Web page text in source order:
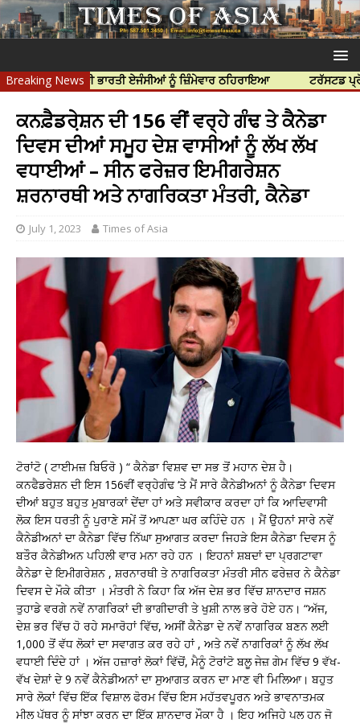
Breaking News
ਲਈ ਭਾਰਤੀ ਏਜੰਸੀਆਂ ਨੂੰ ਜ਼ਿੰਮੇਵਾਰ ਠਹਿਰਾਇਆ ਟਰੱਸਟਡ ਪ੍ਰੋਫੈਸ਼ਨਲ
ਕਨਫ਼ੈਡਰੇ਼ਸ਼ਨ ਦੀ 156 ਵੀਂ ਵਰ੍ਹੇ ਗੰਢ ਤੇ ਕੈਨੇਡਾ
ਦਿਵਸ ਦੀਆਂ ਸਮੂਹ ਦੇਸ਼ ਵਾਸੀਆਂ ਨੂੰ ਲੱਖ ਲੱਖ
ਵਧਾਈਆਂ – ਸੀਨ ਫਰੇਜ਼ਰ ਇਮੀਗਰੇਸ਼ਨ
ਸ਼ਰਨਾਰਥੀ ਅਤੇ ਨਾਗਰਿਕਤਾ ਮੰਤਰੀ, ਕੈਨੇਡਾ
July 1, 2023 Times of Asia
ਟੋਰਾਂਟੋ ( ਟਾਈਮਜ਼ ਬਿਓਰੋ ) “ ਕੈਨੇਡਾ ਵਿਸ਼ਵ ਦਾ ਸਭ ਤੋਂ ਮਹਾਨ ਦੇਸ਼ ਹੈ।
ਕਨਫੈਡਰੇਸ਼ਨ ਦੀ ਇਸ 156ਵੀਂ ਵਰ੍ਹੇਗੰਢ ‘ਤੇ ਮੈਂ ਸਾਰੇ ਕੈਨੇਡੀਅਨਾਂ ਨੂੰ ਕੈਨੇਡਾ ਦਿਵਸ
ਦੀਆਂ ਬਹੁਤ ਬਹੁਤ ਮੁਬਾਰਕਾਂ ਦੇਂਦਾ ਹਾਂ ਅਤੇ ਸਵੀਕਾਰ ਕਰਦਾ ਹਾਂ ਕਿ ਆਦਿਵਾਸੀ
ਲੋਕ ਇਸ ਧਰਤੀ ਨੂੰ ਪੁਰਾਣੇ ਸਮੇਂ ਤੋਂ ਆਪਣਾ ਘਰ ਕਹਿੰਦੇ ਹਨ । ਮੈਂ ਉਹਨਾਂ ਸਾਰੇ ਨਵੇਂ
ਕੈਨੇਡੀਅਨਾਂ ਦਾ ਕੈਨੇਡਾ ਵਿੱਚ ਨਿੱਘਾ ਸੁਆਗਤ ਕਰਦਾ ਜਿਹੜੇ ਇਸ ਕੈਨੇਡਾ ਦਿਵਸ ਨੂੰ
ਬਤੌਰ ਕੈਨੇਡੀਅਨ ਪਹਿਲੀ ਵਾਰ ਮਨਾ ਰਹੇ ਹਨ । ਇਹਨਾਂ ਸ਼ਬਦਾਂ ਦਾ ਪ੍ਰਗਟਾਵਾ
ਕੈਨੇਡਾ ਦੇ ਇਮੀਗਰੇਸ਼ਨ , ਸ਼ਰਨਾਰਥੀ ਤੇ ਨਾਗਰਿਕਤਾ ਮੰਤਰੀ ਸੀਨ ਫਰੇਜ਼ਰ ਨੇ ਕੈਨੇਡਾ
ਦਿਵਸ ਦੇ ਮੌਕੇ ਕੀਤਾ । ਮੰਤਰੀ ਨੇ ਕਿਹਾ ਕਿ ਅੱਜ ਦੇਸ਼ ਭਰ ਵਿੱਚ ਸ਼ਾਨਦਾਰ ਜਸ਼ਨ
ਤੁਹਾਡੇ ਵਰਗੇ ਨਵੇਂ ਨਾਗਰਿਕਾਂ ਦੀ ਭਾਗੀਦਾਰੀ ਤੇ ਖੁਸ਼ੀ ਨਾਲ ਭਰੇ ਹੋਏ ਹਨ। “ਅੱਜ,
ਦੇਸ਼ ਭਰ ਵਿੱਚ ਹੋ ਰਹੇ ਸਮਾਰੋਹਾਂ ਵਿੱਚ, ਅਸੀਂ ਕੈਨੇਡਾ ਦੇ ਨਵੇਂ ਨਾਗਰਿਕ ਬਣਨ ਲਈ
1,000 ਤੋਂ ਵੱਧ ਲੋਕਾਂ ਦਾ ਸਵਾਗਤ ਕਰ ਰਹੇ ਹਾਂ , ਅਤੇ ਨਵੇਂ ਨਾਗਰਿਕਾਂ ਨੂੰ ਲੱਖ ਲੱਖ
ਵਧਾਈ ਦਿੰਦੇ ਹਾਂ । ਅੱਜ ਹਜ਼ਾਰਾਂ ਲੋਕਾਂ ਵਿੱਚੋਂ, ਮੈਨੂੰ ਟੋਰਾਂਟੋ ਬਲੂ ਜੇਜ਼ ਗੇਮ ਵਿੱਚ 9 ਵੱਖ-
ਵੱਖ ਦੇਸ਼ਾਂ ਦੇ 9 ਨਵੇਂ ਕੈਨੇਡੀਅਨਾਂ ਦਾ ਸੁਆਗਤ ਕਰਨ ਦਾ ਮਾਣ ਵੀ ਮਿਲਿਆ। ਬਹੁਤ
ਸਾਰੇ ਲੋਕਾਂ ਵਿੱਚ ਇੱਕ ਵਿਸ਼ਾਲ ਫੋਰਮ ਵਿੱਚ ਇਸ ਮਹੱਤਵਪੂਰਨ ਅਤੇ ਭਾਵਨਾਤਮਕ
ਮੀਲ ਪੱਥਰ ਨੂੰ ਸਾਂਝਾ ਕਰਨ ਦਾ ਇੱਕ ਸ਼ਾਨਦਾਰ ਮੌਕਾ ਹੈ । ਇਹ ਅਜਿਹੇ ਪਲ ਹਨ ਜੋ